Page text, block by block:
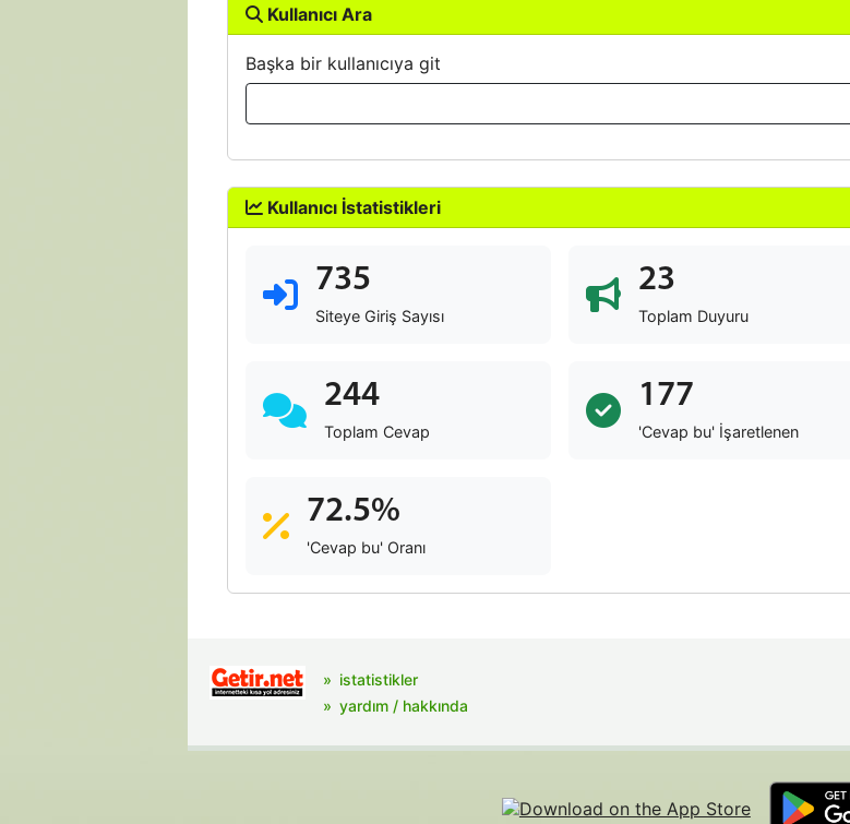
Kullanıcı Ara
Başka bir kullanıcıya git
Kullanıcı İstatistikleri
735
Siteye Giriş Sayısı
23
Toplam Duyuru
244
Toplam Cevap
177
'Cevap bu' İşaretlenen
72.5%
'Cevap bu' Oranı
istatistikler
yardım / hakkında